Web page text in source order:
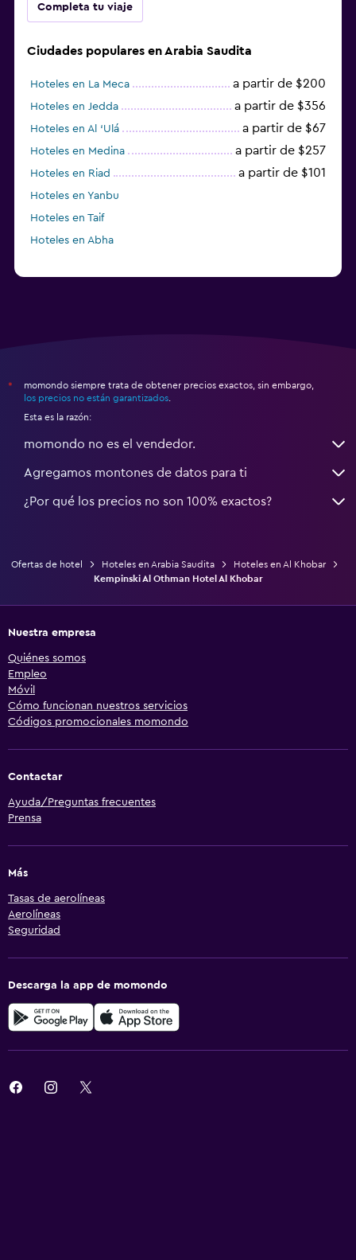
Completa tu viaje
Ciudades populares en Arabia Saudita
Hoteles en La Meca a partir de $200
Hoteles en Jedda a partir de $356
Hoteles en Al ‘Ulá a partir de $67
Hoteles en Medina a partir de $257
Hoteles en Riad a partir de $101
Hoteles en Yanbu
Hoteles en Taif
Hoteles en Abha
*
momondo siempre trata de obtener precios exactos, sin embargo,
los precios no están garantizados
Esta es la razón:
momondo no es el vendedor.
Agregamos montones de datos para ti
¿Por qué los precios no son 100% exactos?
Ofertas de hotel Hoteles en Arabia Saudita
Hoteles en Al Khobar
Kempinski Al Othman Hotel Al Khobar
Nuestra empresa
Quiénes somos
Empleo
Móvil
Cómo funcionan nuestros servicios
Códigos promocionales momondo
Contactar
Ayuda/Preguntas frecuentes
Prensa
Más
Tasas de aerolíneas
Aerolíneas
Seguridad
Descarga la app de momondo